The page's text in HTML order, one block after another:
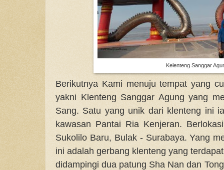
Kelenteng Sanggar
Berikutnya Kami menuju tempat yang
yakni Klenteng Sanggar Agung yang
Sang. Satu yang unik dari klenteng ini
kawasan Pantai Ria Kenjeran.
Sukolilo Baru, Bulak - Surabaya. Yang
ini adalah gerbang klenteng yang
didampingi dua patung Sha Nan dan